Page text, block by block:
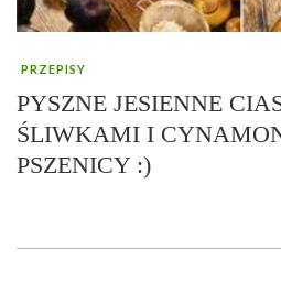
PRZEPISY
PYSZNE JESIENNE
ŚLIWKAMI I
PSZENICY :)